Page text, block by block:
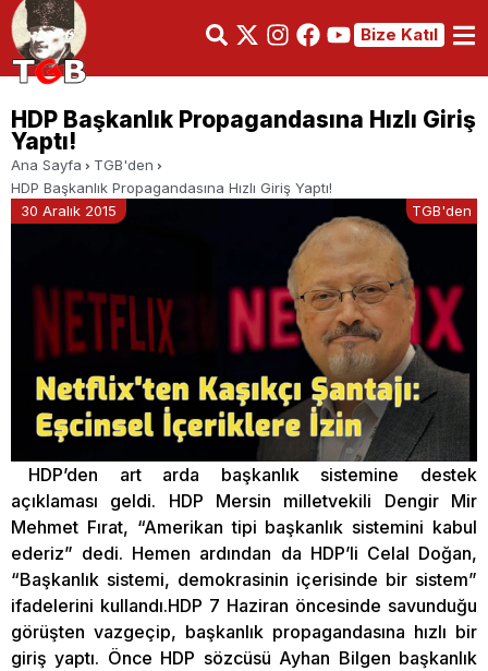
Bize Katıl
HDP Başkanlık Propagandasına Hızlı Giriş
Yaptı!
Ana Sayfa
TGB'den
HDP Başkanlık Propagandasına Hızlı Giriş Yaptı!
30 Aralık 2015
TGB'den
HDP’den art arda başkanlık sistemine destek
açıklaması geldi. HDP Mersin milletvekili Dengir Mir
Mehmet Fırat, “Amerikan tipi başkanlık sistemini kabul
ederiz” dedi. Hemen ardından da HDP’li Celal Doğan,
“Başkanlık sistemi, demokrasinin içerisinde bir sistem”
ifadelerini kullandı.HDP 7 Haziran öncesinde savunduğu
görüşten vazgeçip, başkanlık propagandasına hızlı bir
giriş yaptı. Önce HDP sözcüsü Ayhan Bilgen başkanlık